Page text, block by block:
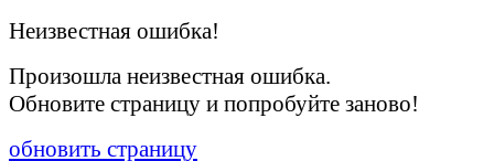
Неизвестная ошибка!
Произошла неизвестная ошибка.
Обновите страницу и попробуйте заново!
обновить страницу